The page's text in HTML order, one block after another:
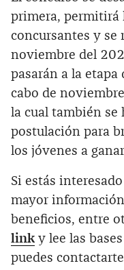
primera, permitirá
concursantes y se
noviembre del
pasarán a la etapa
cabo de
la cual también se
postulación para
los jóvenes a
Si estás
mayor
beneficios, entre
link y lee las
puedes